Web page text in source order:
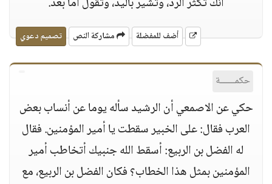
أضف للمفضلة مشاركة النص تصميم دعوي
حكمــــــة
حكي عن الاصمعي أن الرشيد سأله يوما عن أنساب بعض
العرب فقال: على الخبير سقطت يا أمير المؤمنين. فقال
له الفضل بن الربيع: أسقط الله جنبيك أتخاطب أمير
المؤمنين بمثل هذا الخطاب؟ فكان الفضل بن الربيع، مع